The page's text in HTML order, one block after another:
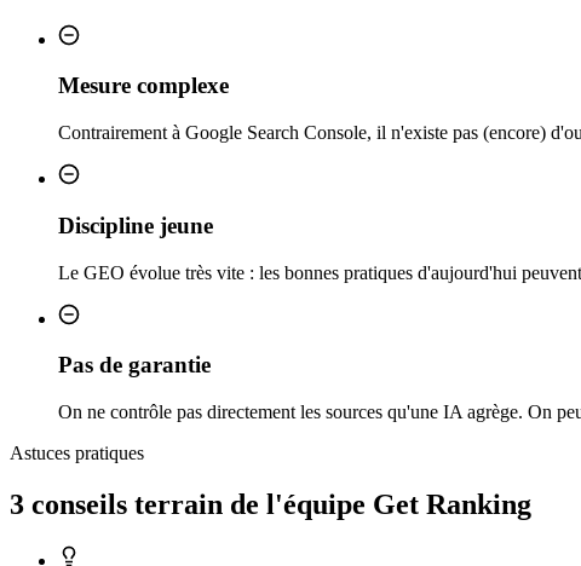
Mesure complexe
Contrairement à Google Search Console, il n'existe pas (encore)
Discipline jeune
Le GEO évolue très vite : les bonnes pratiques d'aujourd'hui
Pas de garantie
On ne contrôle pas directement les sources qu'une IA agrège. On
Astuces pratiques
3 conseils terrain de l'équipe Get Ranking